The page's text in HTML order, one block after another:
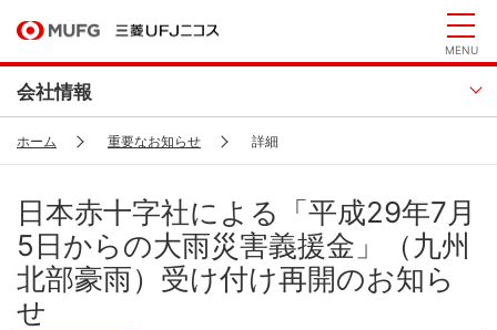
MENU
会社情報
ホーム 重要なお知らせ 詳細
日本赤十字社による「平成29年7月
5日からの大雨災害義援金」（九州
北部豪雨）受け付け再開のお知ら
せ